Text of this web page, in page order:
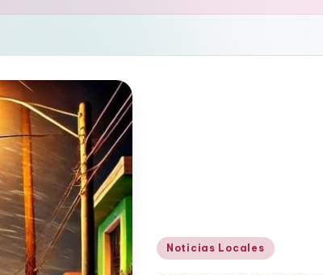
Publicado
Noticias Locales